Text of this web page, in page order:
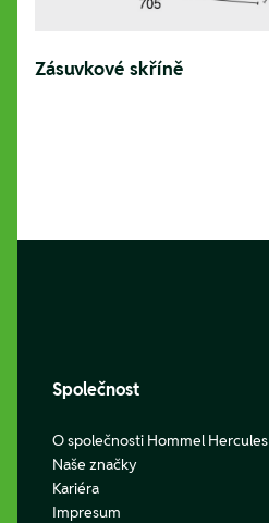
Zásuvkové skříně
Společnost
O společnosti Hommel Hercules
Naše značky
Kariéra
Impresum